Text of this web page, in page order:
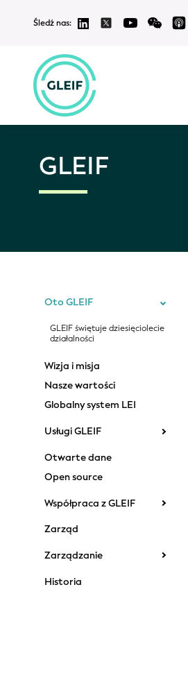
Śledź nas:
GLEIF
Oto GLEIF
GLEIF świętuje dziesięciolecie
działalności
Wizja i misja
Nasze wartości
Globalny system LEI
Usługi GLEIF
Otwarte dane
Open source
Współpraca z GLEIF
Zarząd
Zarządzanie
Historia